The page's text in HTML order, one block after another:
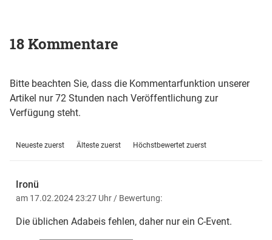
18 Kommentare
Bitte beachten Sie, dass die Kommentarfunktion unserer
Artikel nur 72 Stunden nach Veröffentlichung zur
Verfügung steht.
Neueste zuerst Älteste zuerst Höchstbewertet zuerst
Ironü
am 17.02.2024 23:27 Uhr / Bewertung:
Die üblichen Adabeis fehlen, daher nur ein C-Event.